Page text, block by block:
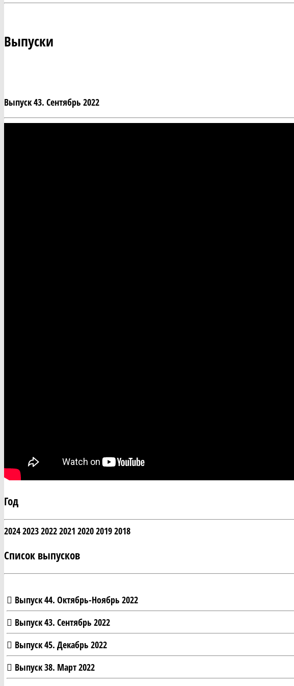
Выпуски
Выпуск 43. Сентябрь 2022
Год
2024202320222021 202020192018
Список выпусков
Выпуск 44. Октябрь-Ноябрь 2022
Выпуск 43. Сентябрь 2022
Выпуск 45. Декабрь 2022
Выпуск 38. Март 2022